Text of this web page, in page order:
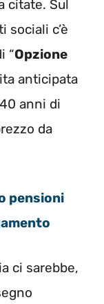
citate. Sul
sociali c’è
“Opzione
anticipata
anni di
da
pensioni
ci sarebbe,